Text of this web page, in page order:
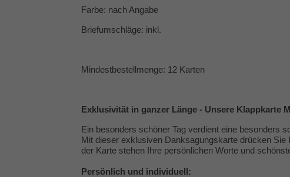
Farbe: nach Angabe
Briefumschläge: inkl.
Mindestbestellmenge: 12 Karten
Exklusivität in ganzer Länge - Unsere Klappkarte
Ein besonders schöner Tag verdient eine besonders
Mit dieser exklusiven Danksagungskarte drücken
der Karte stehen Ihre persönlichen Worte und
Persönlich und individuell: